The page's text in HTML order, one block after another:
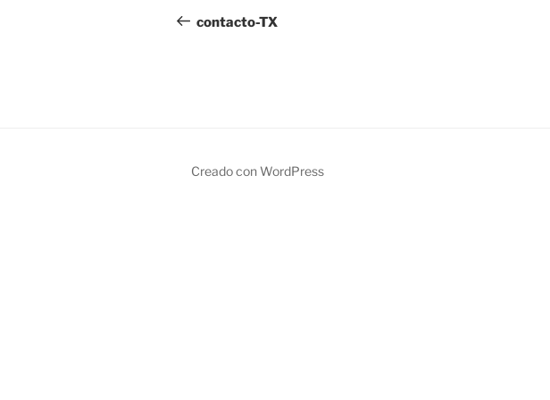
de
anterior:
contacto-TX
Creado con WordPress